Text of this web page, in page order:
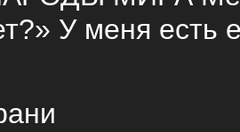
У меня есть